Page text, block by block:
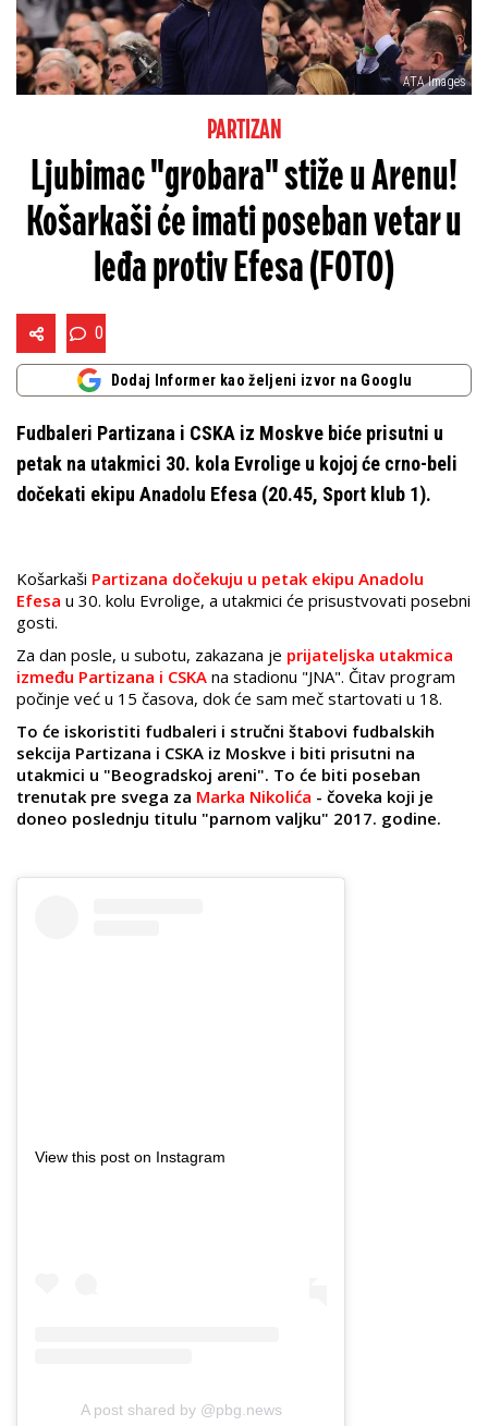
ATA Images
PARTIZAN
Ljubimac "grobara" stiže u Arenu!
Košarkaši će imati poseban vetar u
leđa protiv Efesa (FOTO)
0
Dodaj Informer kao željeni izvor na Googlu
Fudbaleri Partizana i CSKA iz Moskve biće prisutni u
petak na utakmici 30. kola Evrolige u kojoj će crno-beli
dočekati ekipu Anadolu Efesa (20.45, Sport klub 1).
Košarkaši Partizana dočekuju u petak ekipu Anadolu
Efesa u 30. kolu Evrolige, a utakmici će prisustvovati posebni
gosti.
Za dan posle, u subotu, zakazana je prijateljska utakmica
između Partizana i CSKA na stadionu "JNA". Čitav program
počinje već u 15 časova, dok će sam meč startovati u 18.
To će iskoristiti fudbaleri i stručni štabovi fudbalskih
sekcija Partizana i CSKA iz Moskve i biti prisutni na
utakmici u "Beogradskoj areni". To će biti poseban
trenutak pre svega za Marka Nikolića - čoveka koji je
doneo poslednju titulu "parnom valjku" 2017. godine.
View this post on Instagram
A post shared by @pbg.news